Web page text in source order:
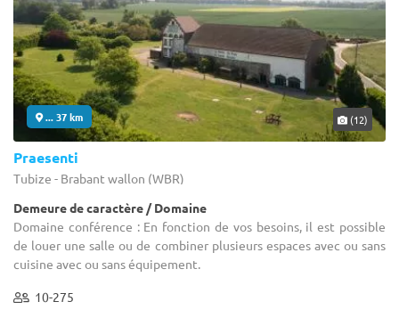
... 37 km (12)
Praesenti
Tubize - Brabant wallon (WBR)
Demeure de caractère / Domaine
Domaine conférence : En fonction de vos besoins, il est possible
de louer une salle ou de combiner plusieurs espaces avec ou sans
cuisine avec ou sans équipement.
10-275